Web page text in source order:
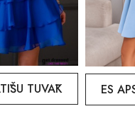
TUVĀK ES